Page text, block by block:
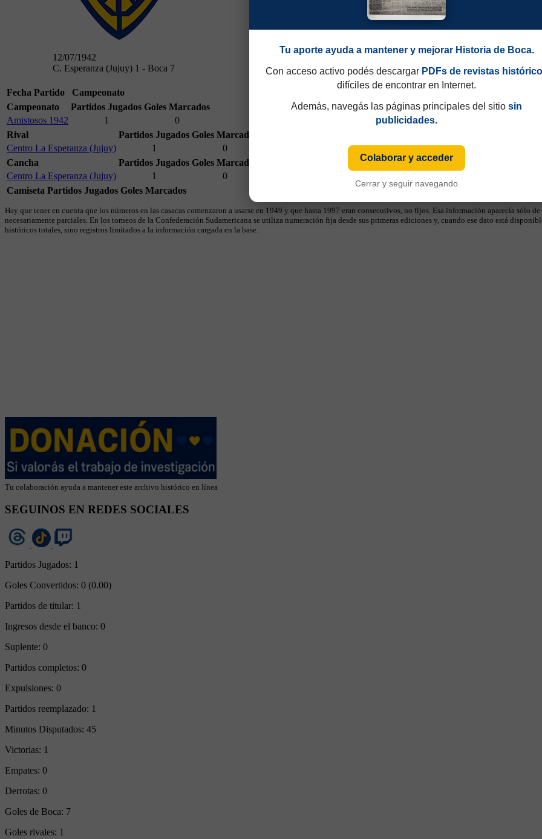
12/07/1942
C. Esperanza (Jujuy) 1 - Boca 7
Fecha Partido
Campeonato
Campeonato
Partidos Jugados Goles Marcados
Amistosos 1942
1
0
Rival
Partidos Jugados Goles Marcados
Centro La Esperanza (Jujuy)
1
0
Cancha
Partidos Jugados Goles Marcados
Centro La Esperanza (Jujuy)
1
0
Camiseta Partidos Jugados Goles Marcados
Hay que tener en cuenta que los números en las casacas comenzaron a usarse en 1949 y que hasta 1997 eran consecutivos, no fijos. Esa información aparecía sólo
necesariamente parciales. En los torneos de la Confederación Sudamericana se utiliza numeración fija desde sus primeras ediciones y, cuando ese dato está
históricos totales, sino registros limitados a la información cargada en la base.
Tu colaboración ayuda a mantener este archivo histórico en línea
SEGUINOS EN REDES SOCIALES
Partidos Jugados: 1
Goles Convertidos: 0 (0.00)
Partidos de titular: 1
Ingresos desde el banco: 0
Suplente: 0
Partidos completos: 0
Expulsiones: 0
Partidos reemplazado: 1
Minutos Disputados: 45
Victorias: 1
Empates: 0
Derrotas: 0
Goles de Boca: 7
Goles rivales: 1
Tu aporte ayuda a mantener y mejorar Historia de Boca.
Con acceso activo podés descargar PDFs de revistas
difíciles de encontrar en Internet.
Además, navegás las páginas principales del sitio sin
publicidades.
Colaborar y acceder
Cerrar y seguir navegando